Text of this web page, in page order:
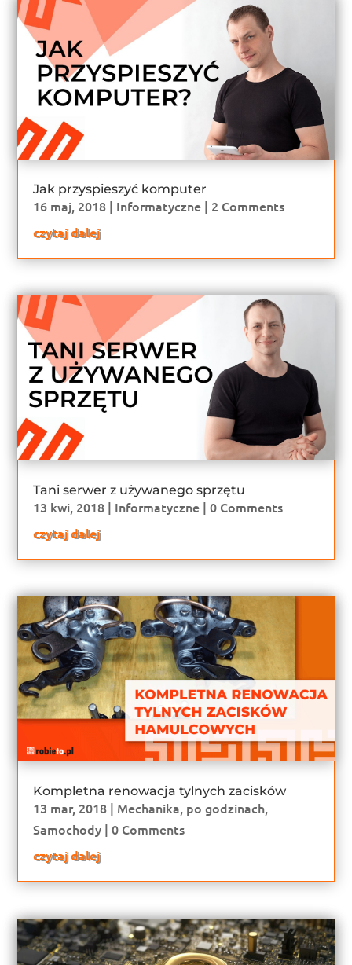
Jak przyspieszyć komputer
16 maj, 2018 | Informatyczne | 2 Comments
czytaj dalej
Tani serwer z używanego sprzętu
13 kwi, 2018 | Informatyczne | 0 Comments
czytaj dalej
Kompletna renowacja tylnych zacisków
13 mar, 2018 | Mechanika, po godzinach,
Samochody | 0 Comments
czytaj dalej